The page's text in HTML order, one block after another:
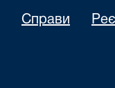
Справи